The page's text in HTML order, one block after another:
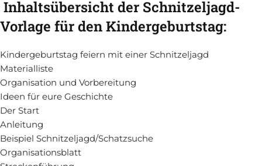
Inhaltsübersicht der Schnitzeljagd-
Vorlage für den Kindergeburtstag:
Kindergeburtstag feiern mit einer Schnitzeljagd
Materialliste
Organisation und Vorbereitung
Ideen für eure Geschichte
Der Start
Anleitung
Beispiel Schnitzeljagd/Schatzsuche
Organisationsblatt